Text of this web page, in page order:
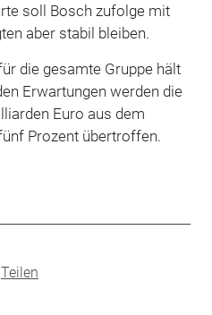
soll Bosch zufolge mit
aber stabil bleiben.
die gesamte Gruppe hält
Erwartungen werden die
Euro aus dem
Prozent übertroffen.
Teilen